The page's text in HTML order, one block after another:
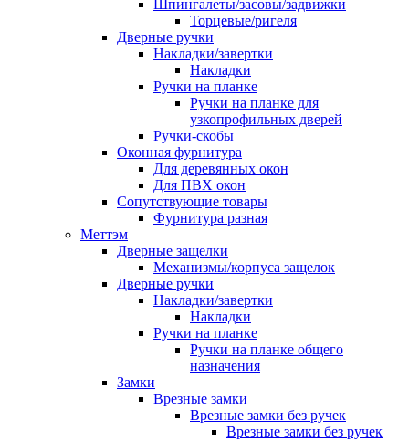
Шпингалеты/засовы/задвижки
Торцевые/ригеля
Дверные ручки
Накладки/завертки
Накладки
Ручки на планке
Ручки на планке для
узкопрофильных дверей
Ручки-скобы
Оконная фурнитура
Для деревянных окон
Для ПВХ окон
Сопутствующие товары
Фурнитура разная
Меттэм
Дверные защелки
Механизмы/корпуса защелок
Дверные ручки
Накладки/завертки
Накладки
Ручки на планке
Ручки на планке общего
назначения
Замки
Врезные замки
Врезные замки без ручек
Врезные замки без ручек